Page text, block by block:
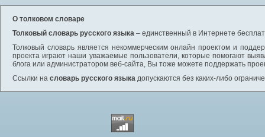
О толковом словаре
Толковый словарь русского языка – единственный в Интернете
Толковый словарь является некоммерческим онлайн проектом и
проекта играют наши уважаемые пользователи, которые помогают
блога или администратором веб-сайта, Вы тоже можете поддержать
Ссылки на словарь русского языка допускаются без каких-либо